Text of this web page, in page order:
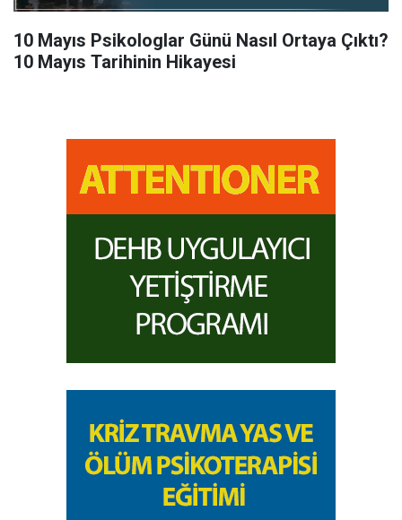
10 Mayıs Psikologlar Günü Nasıl Ortaya Çıktı?
10 Mayıs Tarihinin Hikayesi